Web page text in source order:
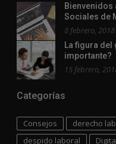
Bienvenidos
Sociales de
8 febrero, 2018
La figura
importante?
15 febrero,
Categorías
Consejos derecho
despido laboral